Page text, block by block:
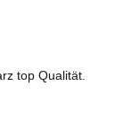
top Qualität.